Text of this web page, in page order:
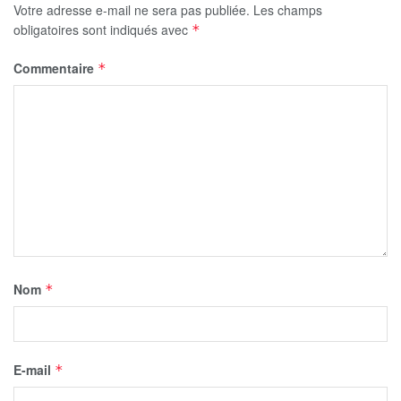
Votre adresse e-mail ne sera pas publiée. Les champs
obligatoires sont indiqués avec *
Commentaire *
Nom *
E-mail *